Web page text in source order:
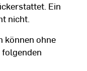
Ein
nicht.
können ohne